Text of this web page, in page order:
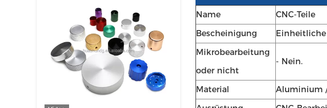
Name
CNC-Teile
Bescheinigung
Einheitliche
Mikrobearbeitung
oder nicht
- Nein.
Material
Aluminium